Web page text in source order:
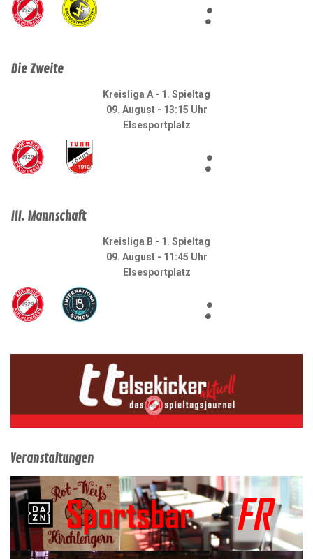
:
Die Zweite
Kreisliga A - 1. Spieltag
09. August - 13:15 Uhr
Elsesportplatz
:
III. Mannschaft
Kreisliga B - 1. Spieltag
09. August - 11:45 Uhr
Elsesportplatz
:
Veranstaltungen